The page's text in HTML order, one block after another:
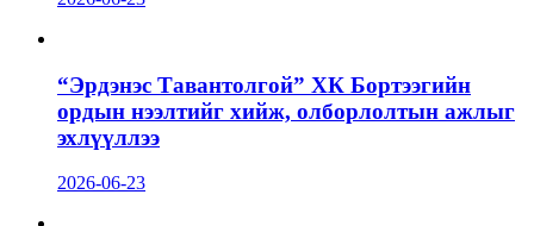
“Эрдэнэс Тавантолгой” ХК Бортээгийн
ордын нээлтийг хийж, олборлолтын ажлыг
эхлүүллээ
2026-06-23